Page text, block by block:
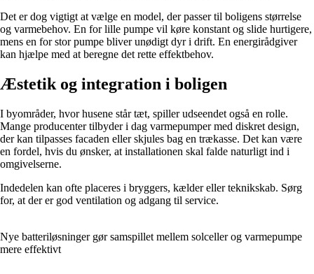
Det er dog vigtigt at vælge en model, der passer til boligens størrelse
og varmebehov. En for lille pumpe vil køre konstant og slide hurtigere,
mens en for stor pumpe bliver unødigt dyr i drift. En energirådgiver
kan hjælpe med at beregne det rette effektbehov.
Æstetik og integration i boligen
I byområder, hvor husene står tæt, spiller udseendet også en rolle.
Mange producenter tilbyder i dag varmepumper med diskret design,
der kan tilpasses facaden eller skjules bag en trækasse. Det kan være
en fordel, hvis du ønsker, at installationen skal falde naturligt ind i
omgivelserne.
Indedelen kan ofte placeres i bryggers, kælder eller teknikskab. Sørg
for, at der er god ventilation og adgang til service.
Nye batteriløsninger gør samspillet mellem solceller og varmepumpe
mere effektivt